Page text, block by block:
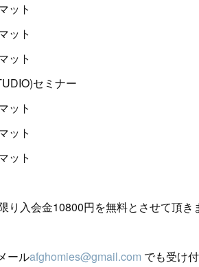
ット
ット
ット
セミナー
ット
ット
ット
入会金10800円を無料とさせて頂き
ールafghomies@gmail.com でも受け